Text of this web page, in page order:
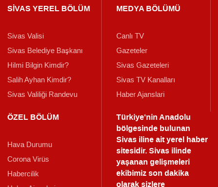
SİVAS YEREL BÖLÜM
Sivas Valisi
Sivas Belediye Başkanı
Hilmi Bilgin Kimdir?
Salih Ayhan Kimdir?
Sivas Valiliği Randevu
MEDYA BÖLÜMÜ
Canlı TV
Gazeteler
Sivas Gazeteleri
Sivas TV Kanalları
Haber Ajanslari
ÖZEL BÖLÜM
Hava Durumu
Corona Virüs
Habercilik
Türkiye'nin Anadolu
bölgesinde bulunan
Sivas iline ait yerel haber
sitesidir. Sivas ilinde
yaşanan gelişmeleri
ekibimiz son dakika
olarak sizlere